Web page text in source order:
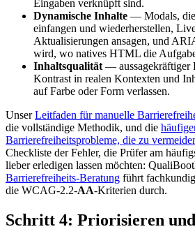
Eingaben verknüpft sind.
Dynamische Inhalte — Modals,
einfangen und wiederherstellen,
Aktualisierungen ansagen, und
wird, wo natives HTML die
Inhaltsqualität — aussagekräftiger
Kontrast in realen Kontexten und
auf Farbe oder Form verlassen.
UnserLeitfaden für manuelle
die vollständige Methodik, und die
Barrierefreiheitsprobleme, die zu
Checkliste der Fehler, die Prüfer am
lieber erledigen lassen möchten:
Barrierefreiheits-Beratung führt
die WCAG-2.2-AA-Kriterien durch.
Schritt 4: Priorisieren und